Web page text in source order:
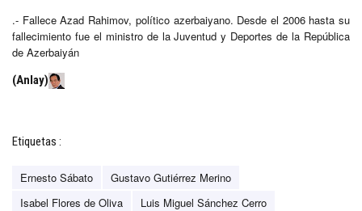
.- Fallece Azad Rahimov, político azerbaiyano. Desde el 2006 hasta su
fallecimiento fue el ministro de la Juventud y Deportes de la República
de Azerbaiyán
(Anlay)
Etiquetas :
Ernesto Sábato
Gustavo Gutiérrez Merino
Isabel Flores de Oliva
Luis Miguel Sánchez Cerro